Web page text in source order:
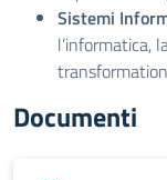
Sistemi
l’informatica,
Documenti